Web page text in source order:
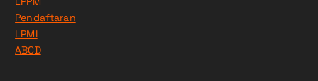
Pendaftaran
LPMI
ABCD